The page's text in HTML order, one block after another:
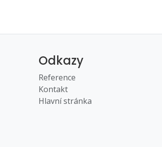
Odkazy
Reference
Kontakt
Hlavní stránka